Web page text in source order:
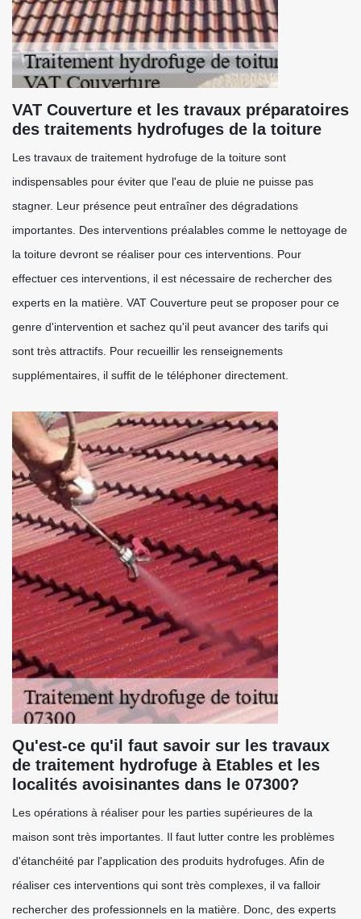
VAT Couverture et les travaux préparatoires
des traitements hydrofuges de la toiture
Les travaux de traitement hydrofuge de la toiture sont
indispensables pour éviter que l'eau de pluie ne puisse pas
stagner. Leur présence peut entraîner des dégradations
importantes. Des interventions préalables comme le nettoyage de
la toiture devront se réaliser pour ces interventions. Pour
effectuer ces interventions, il est nécessaire de rechercher des
experts en la matière. VAT Couverture peut se proposer pour ce
genre d'intervention et sachez qu'il peut avancer des tarifs qui
sont très attractifs. Pour recueillir les renseignements
supplémentaires, il suffit de le téléphoner directement.
Qu'est-ce qu'il faut savoir sur les travaux
de traitement hydrofuge à Etables et les
localités avoisinantes dans le 07300?
Les opérations à réaliser pour les parties supérieures de la
maison sont très importantes. Il faut lutter contre les problèmes
d'étanchéité par l'application des produits hydrofuges. Afin de
réaliser ces interventions qui sont très complexes, il va falloir
rechercher des professionnels en la matière. Donc, des experts